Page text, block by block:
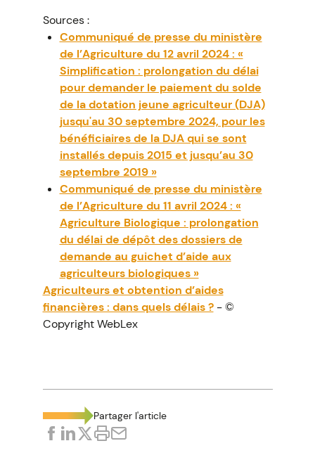
Sources :
Communiqué de presse du ministère
de l’Agriculture du 12 avril 2024 : «
Simplification : prolongation du délai
pour demander le paiement du solde
de la dotation jeune agriculteur (DJA)
jusqu'au 30 septembre 2024, pour les
bénéficiaires de la DJA qui se sont
installés depuis 2015 et jusqu’au 30
septembre 2019 »
Communiqué de presse du ministère
de l’Agriculture du 11 avril 2024 : «
Agriculture Biologique : prolongation
du délai de dépôt des dossiers de
demande au guichet d’aide aux
agriculteurs biologiques »
Agriculteurs et obtention d’aides
financières : dans quels délais ?- ©
Copyright WebLex
Partager l'article